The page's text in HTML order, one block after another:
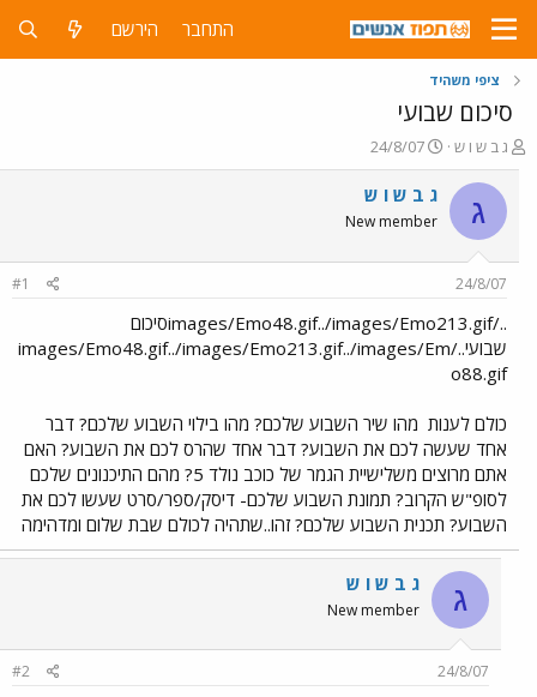
התחבר הירשם
ציפי משהיד
סיכום שבועי
פ
ו
ת
ח
ה
ש
ג ב ש ו ש
פ
ו
ר
ם
ר
י
ך
24/8/07
ג ג ב ש ו ש
New member
24/8/07
#1
../images/Emo48.gif../images/Emo213.gifסיכום
שבועי../images/Emo48.gif../images/Emo213.gif../images/Em
o88.gif
כולם לענות מהו שיר השבוע שלכם? מהו בילוי השבוע שלכם? דבר
אחד שעשה לכם את השבוע? דבר אחד שהרס לכם את השבוע? האם
אתם מרוצים משלישיית הגמר של כוכב נולד 5? מהם התיכנונים שלכם
לסופ"ש הקרוב? תמונת השבוע שלכם- דיסק/ספר/סרט שעשו לכם את
השבוע? תכנית השבוע שלכם? זהו..שתהיה לכולם שבת שלום ומדהימה
ג ג ב ש ו ש
New member
24/8/07
#2